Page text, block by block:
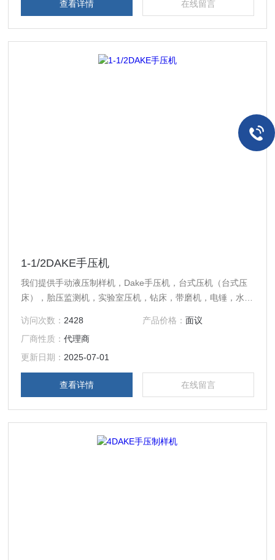
查看详情 在线留言
1-1/2DAKE手压机
我们提供手动液压制样机，Dake手压机，台式压机（台式压
床），胎压监测机，实验室压机，钻床，带磨机，电锤，水平
手动液压制样机系列型号： X型，Y型，00型，0型 1型 1 1 2
1 1-2B 1 3-4型，1 1-2C型，2, 2 1-2, 2B, 2S型 3型，3A型，
4型，4M型，5型 标准1型，标准3型，标准5型 我们能够制造
十八种
访问次数： 2428 产品价格： 面议
厂商性质：代理商
更新日期： 2025-07-01
查看详情 在线留言